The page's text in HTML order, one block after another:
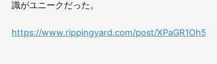
識がユニークだった。
https://www.rippingyard.com/post/